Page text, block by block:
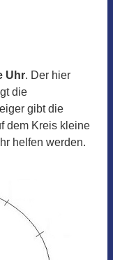
Uhr. Der hier
die
gibt die
dem Kreis kleine
helfen werden.